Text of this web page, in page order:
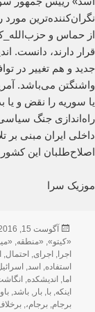
نگران‌کننده‌ترین
از حماس و
قرار دارند، دانست.
جدید و هم تغییر در
واشنگتن می‌باشد.
یا سوریه را نقض و
راه‌اندازی جنگ
داخلی ایران مبنی بر
اصلاح‌طلبان این کشور
موزیک سرا
ارسال
شده
در
آگوست 15, 2016
«کیتو», «منطقه,
اجرا, اجرای, احتمال,
استفاده, اسد,
اما, اندیشکده,
اینکه,با,بار,باشد,
برجام,برجام،,